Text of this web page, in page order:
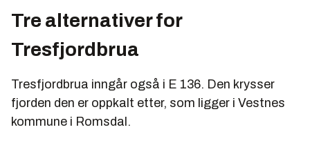
Tre alternativer for
Tresfjordbrua
Tresfjordbrua inngår også i E 136. Den krysser
fjorden den er oppkalt etter, som ligger i Vestnes
kommune i Romsdal.